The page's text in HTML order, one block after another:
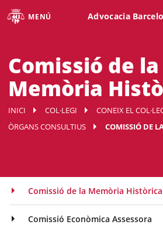
MENÚ Advocacia
Comissió de la
Memòria
INICI COL·LEGI
CONEIX EL
ÒRGANS CONSULTIUS
COMISSIÓ DE
Comissió de la Memòria Històrica
Comissió Econòmica Assessora